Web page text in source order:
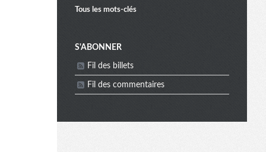
Tous les mots-clés
M
e
S'ABONNER
Fil des billets
Fil des commentaires